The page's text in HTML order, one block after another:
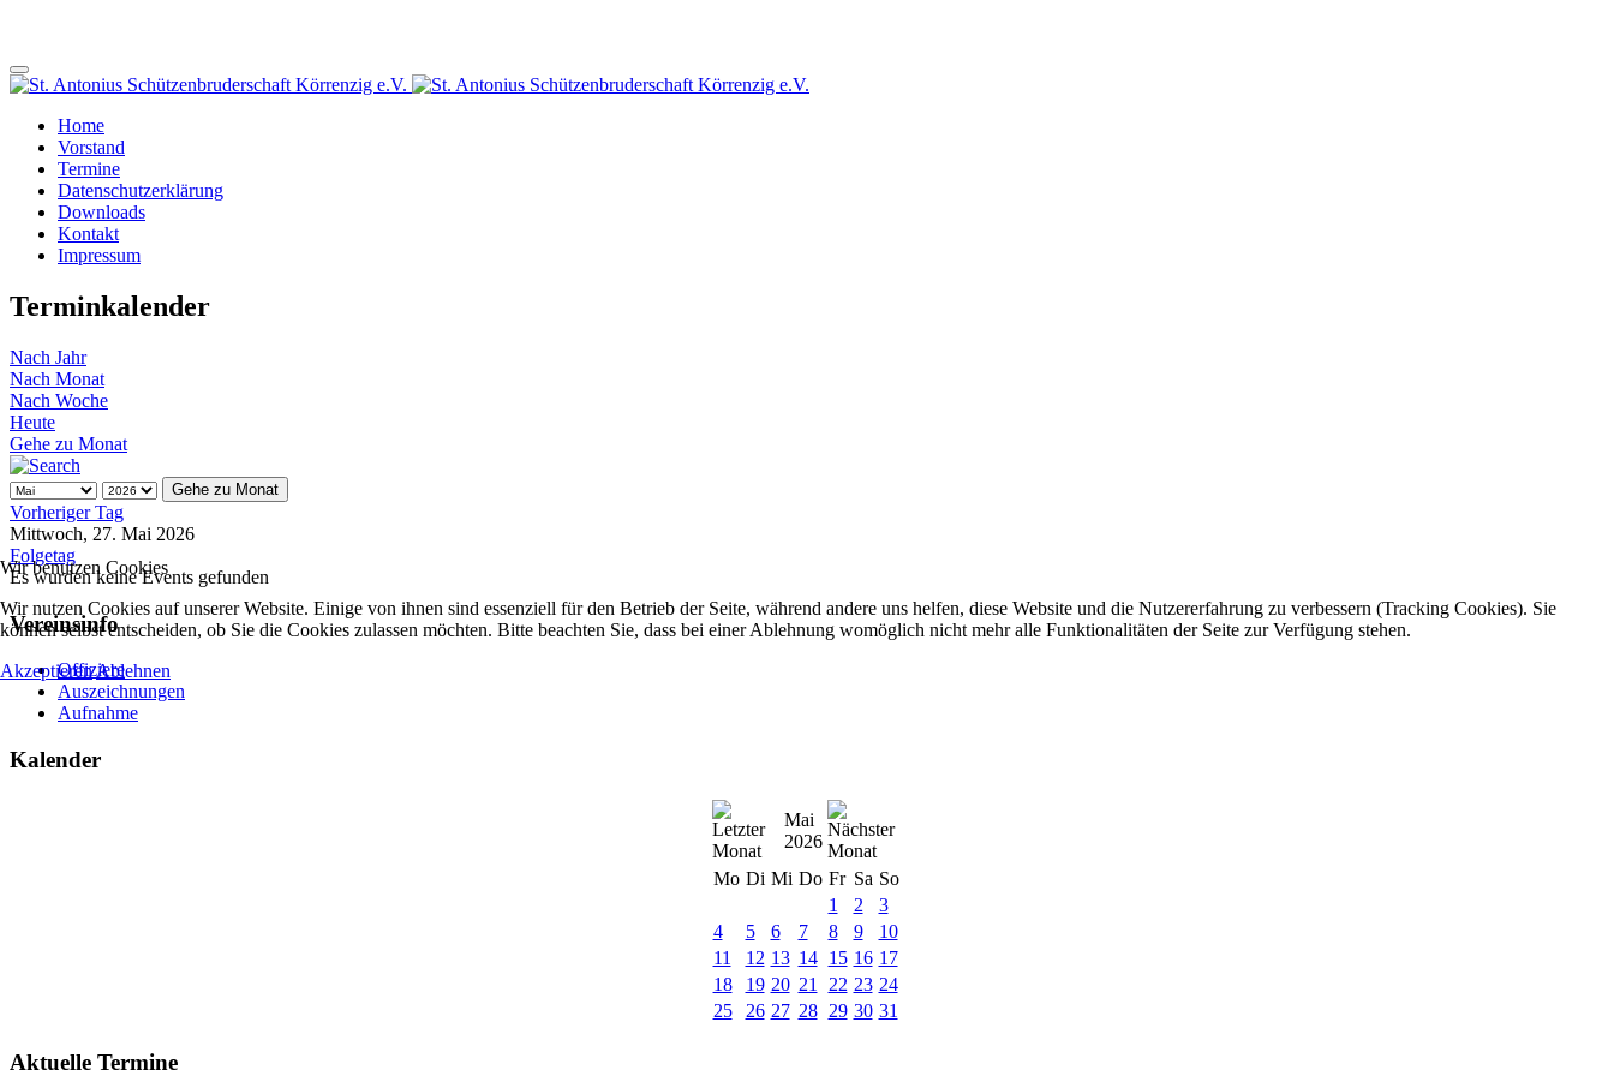
Home
Vorstand
Termine
Datenschutzerklärung
Downloads
Kontakt
Impressum
Terminkalender
Nach Jahr
Nach Monat
Nach Woche
Heute
Gehe zu Monat
Gehe zu Monat
Vorheriger Tag
Mittwoch, 27. Mai 2026
Folgetag
Es wurden keine Events gefunden
Vereinsinfo
Offiziere
Auszeichnungen
Aufnahme
Kalender
Mai
2026
Mo Di Mi Do Fr Sa So
1
2
3
4
5 6 7 8 9
10
11
12 13 14 15 16 17
18
19 20 21 22 23 24
25
26 27 28 29 30 31
Aktuelle Termine
Wir benutzen Cookies
Wir nutzen Cookies auf unserer Website. Einige von ihnen sind essenziell für den Betrieb der Seite, während andere uns helfen, diese Website und die Nutzererfahrung zu verbessern (Tracking Cookies). Sie
können selbst entscheiden, ob Sie die Cookies zulassen möchten. Bitte beachten Sie, dass bei einer Ablehnung womöglich nicht mehr alle Funktionalitäten der Seite zur Verfügung stehen.
AkzeptierenAblehnen